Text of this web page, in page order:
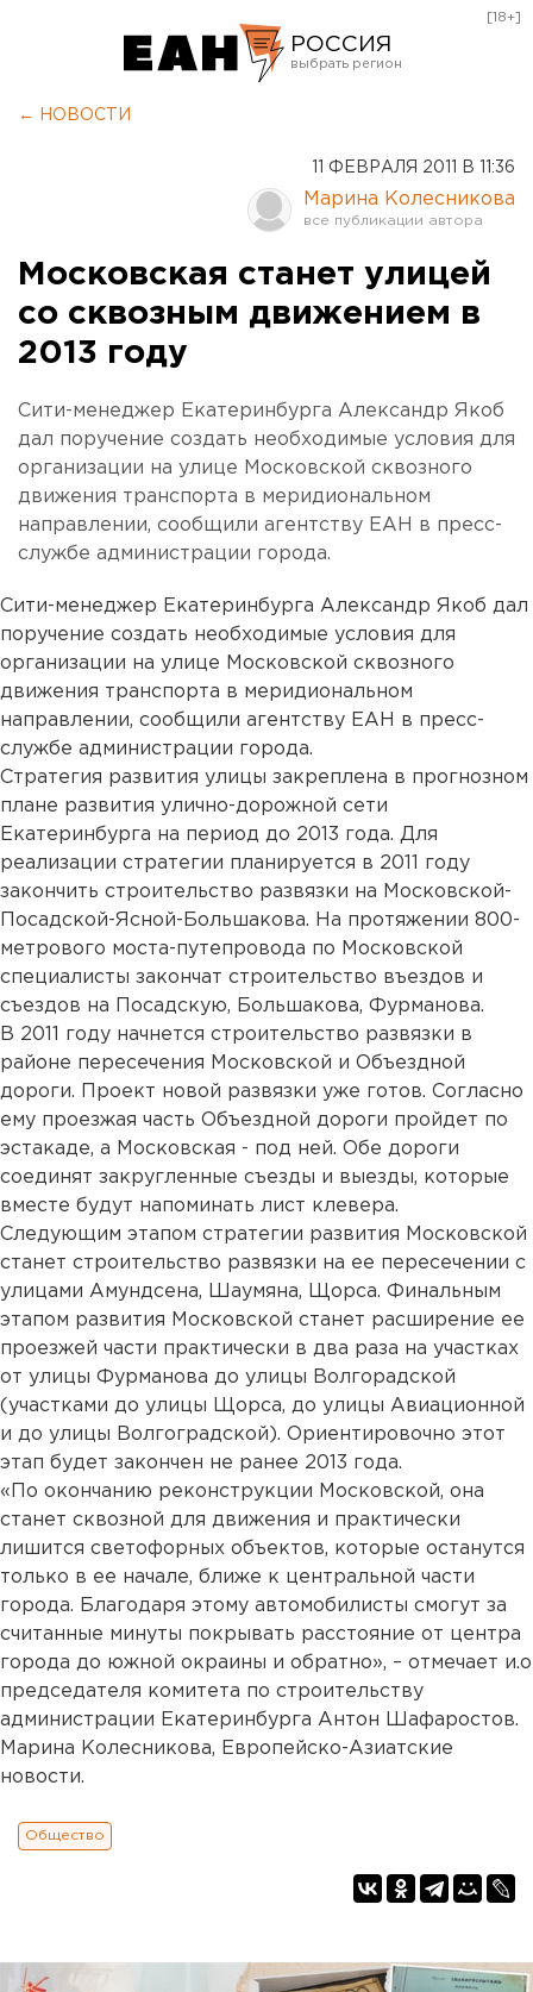
РОССИЯ
Оренбург
[18+]
← НОВОСТИ
11 ФЕВРАЛЯ 2011 В 11:36
Марина Колесникова
Московская станет улицей
со сквозным движением в
2013 году
Сити-менеджер Екатеринбурга Александр Якоб
дал поручение создать необходимые условия для
организации на улице Московской сквозного
движения транспорта в меридиональном
направлении, сообщили агентству ЕАН в пресс-
службе администрации города.
Сити-менеджер Екатеринбурга Александр Якоб дал
поручение создать необходимые условия для
организации на улице Московской сквозного
движения транспорта в меридиональном
направлении, сообщили агентству ЕАН в пресс-
службе администрации города.
Стратегия развития улицы закреплена в прогнозном
плане развития улично-дорожной сети
Екатеринбурга на период до 2013 года. Для
реализации стратегии планируется в 2011 году
закончить строительство развязки на Московской-
Посадской-Ясной-Большакова. На протяжении 800-
метрового моста-путепровода по Московской
специалисты закончат строительство въездов и
съездов на Посадскую, Большакова, Фурманова.
В 2011 году начнется строительство развязки в
районе пересечения Московской и Объездной
дороги. Проект новой развязки уже готов. Согласно
ему проезжая часть Объездной дороги пройдет по
эстакаде, а Московская - под ней. Обе дороги
соединят закругленные съезды и выезды, которые
вместе будут напоминать лист клевера.
Следующим этапом стратегии развития Московской
станет строительство развязки на ее пересечении с
улицами Амундсена, Шаумяна, Щорса. Финальным
этапом развития Московской станет расширение ее
проезжей части практически в два раза на участках
от улицы Фурманова до улицы Волгорадской
(участками до улицы Щорса, до улицы Авиационной
и до улицы Волгоградской). Ориентировочно этот
этап будет закончен не ранее 2013 года.
«По окончанию реконструкции Московской, она
станет сквозной для движения и практически
лишится светофорных объектов, которые останутся
только в ее начале, ближе к центральной части
города. Благодаря этому автомобилисты смогут за
считанные минуты покрывать расстояние от центра
города до южной окраины и обратно», – отмечает и.о
председателя комитета по строительству
администрации Екатеринбурга Антон Шафаростов.
Марина Колесникова, Европейско-Азиатские
новости.
Общество